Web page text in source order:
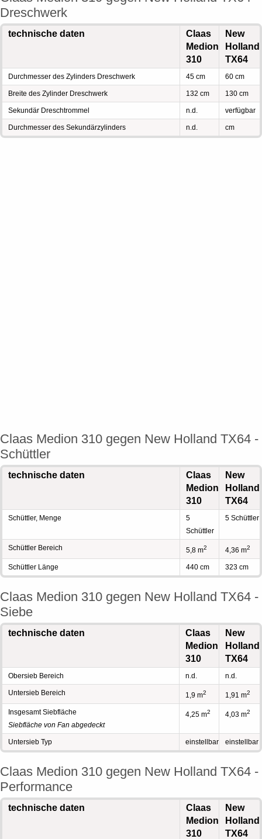
Dreschwerk
technische daten
Claas
Medion
310
New
Holland
TX64
Durchmesser des Zylinders Dreschwerk 45 cm 60 cm
Breite des Zylinder Dreschwerk 132 cm 130 cm
Sekundär Dreschtrommel n.d. verfügbar
Durchmesser des Sekundärzylinders n.d. cm
Claas Medion 310 gegen New Holland TX64 -
Schüttler
technische daten
Claas
Medion
310
New
Holland
TX64
Schüttler, Menge
5
Schüttler
5 Schüttler
Schüttler Bereich 5,8 m2 4,36 m2
Schüttler Länge 440 cm 323 cm
Claas Medion 310 gegen New Holland TX64 -
Siebe
technische daten
Claas
Medion
310
New
Holland
TX64
Obersieb Bereich n.d. n.d.
Untersieb Bereich 1,9 m2 1,91 m2
Insgesamt Siebfläche
Siebfläche von Fan abgedeckt
4,25 m2 4,03 m2
Untersieb Typ einstellbar einstellbar
Claas Medion 310 gegen New Holland TX64 -
Performance
technische daten
Claas
Medion
310
New
Holland
TX64